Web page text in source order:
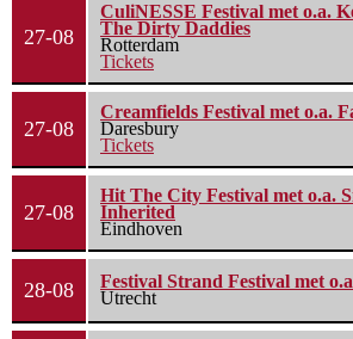
27-08
CuliNESSE Festival met o.a.
The Dirty Daddies
Rotterdam
Tickets
27-08
Creamfields Festival met o.a.
Daresbury
Tickets
27-08
Hit The City Festival met o.a.
Inherited
Eindhoven
28-08
Festival Strand Festival met
Utrecht